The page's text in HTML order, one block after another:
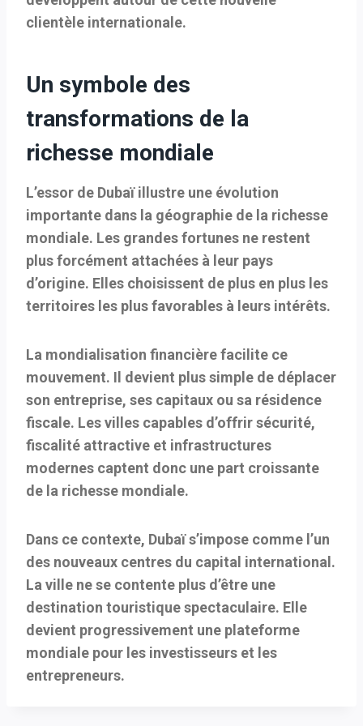
clientèle internationale.
Un symbole des
transformations de la
richesse mondiale
L’essor de Dubaï illustre une évolution
importante dans la géographie de la richesse
mondiale. Les grandes fortunes ne restent
plus forcément attachées à leur pays
d’origine. Elles choisissent de plus en plus les
territoires les plus favorables à leurs intérêts.
La mondialisation financière facilite ce
mouvement. Il devient plus simple de déplacer
son entreprise, ses capitaux ou sa résidence
fiscale. Les villes capables d’offrir sécurité,
fiscalité attractive et infrastructures
modernes captent donc une part croissante
de la richesse mondiale.
Dans ce contexte, Dubaï s’impose comme l’un
des nouveaux centres du capital international.
La ville ne se contente plus d’être une
destination touristique spectaculaire. Elle
devient progressivement une plateforme
mondiale pour les investisseurs et les
entrepreneurs.